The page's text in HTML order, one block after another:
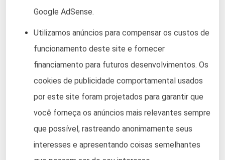
Google AdSense.
Utilizamos anúncios para compensar os custos de
funcionamento deste site e fornecer
financiamento para futuros desenvolvimentos. Os
cookies de publicidade comportamental usados ​​
por este site foram projetados para garantir que
você forneça os anúncios mais relevantes sempre
que possível, rastreando anonimamente seus
interesses e apresentando coisas semelhantes